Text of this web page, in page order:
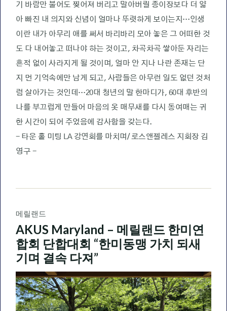
기 바람만 불어도 찢어져 버리고 말아버릴 종이장보다 더 얇
아 빠진 내 의지와 신념이 얼마나 뚜렷하게 보이는지…인생
이란 내가 아무리 애를 써서 바리바리 모아 놓은 그 어떠한 것
도 다 내어놓고 떠나야 하는 것이고, 차곡차곡 쌓아둔 자리는
흔적 없이 사라지게 될 것이며, 얼마 안 지나 나란 존재는 단
지 먼 기억속에만 남게 되고, 사람들은 아무런 일도 없던 것처
럼 살아가는 것인데…20대 청년의 말 한마디가, 60대 후반의
나를 부끄럽게 만들어 마음의 옷 매무새를 다시 동여매는 귀
한 시간이 되어 주었음에 감사함을 갖는다.
- 타운 홀 미팅 LA 강연회를 마치며/ 로스앤젤레스 지회장 김
영구 -
메릴랜드
AKUS Maryland – 메릴랜드 한미연
합회 단합대회 “한미동맹 가치 되새
기며 결속 다져”